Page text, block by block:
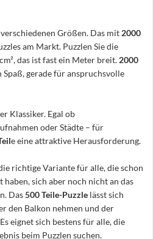
Größen. Das mit 2000
am Markt. Puzzlen Sie die
das ist fast ein Meter breit. 2000
gerade für anspruchsvolle
Klassiker. Egal ob
oder Städte – für
e eine attraktive Herausforderung.
richtige Variante für alle, die schon
haben, sich aber noch nicht an das
Das500 Teile-Puzzle lässt sich
den Balkon nehmen und der
eignet sich bestens für alle, die
beim Puzzlen suchen.